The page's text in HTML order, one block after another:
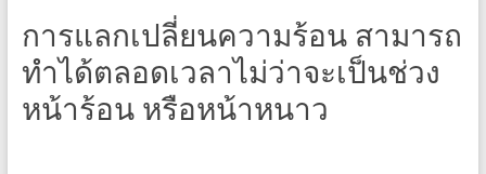
การแลกเปลี่ยนความร้อน สามารถ
ทำได้ตลอดเวลาไม่ว่าจะเป็นช่วง
หน้าร้อน หรือหน้าหนาว